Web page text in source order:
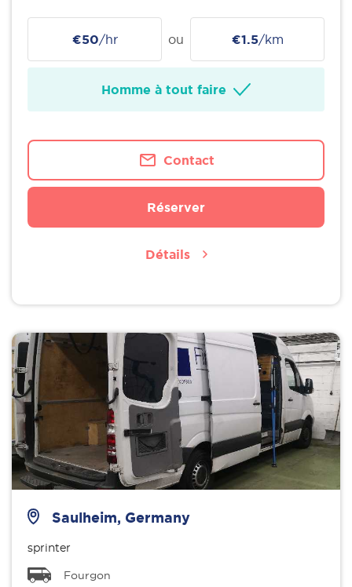
€50/hr ou €1.5/km
Homme à tout faire
Contact
Réserver
Détails
Saulheim, Germany
sprinter
Fourgon